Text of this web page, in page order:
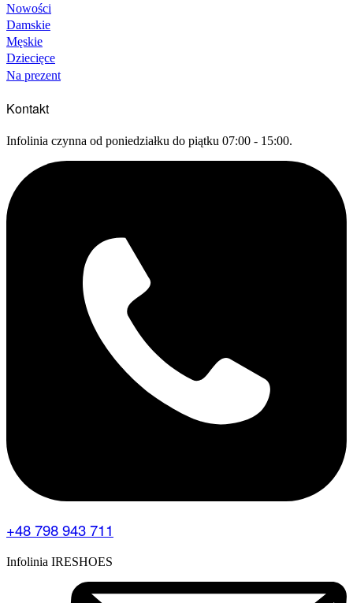
Nowości
Damskie
Męskie
Dziecięce
Na prezent
Kontakt
Infolinia czynna od poniedziałku do piątku 07:00 - 15:00.
+48 798 943 711
Infolinia IRESHOES